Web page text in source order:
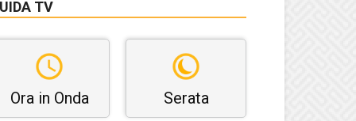
TV
Ora in Onda Serata